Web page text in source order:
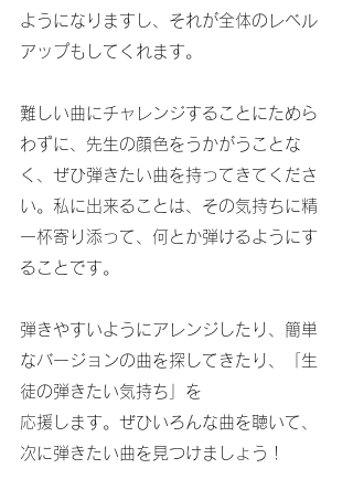
ようになりますし、それが全体のレベル
アップもしてくれます。
難しい曲にチャレンジすることにためら
わずに、先生の顔色をうかがうことな
く、ぜひ弾きたい曲を持ってきてくださ
い。私に出来ることは、その気持ちに精
一杯寄り添って、何とか弾けるようにす
ることです。
弾きやすいようにアレンジしたり、簡単
なバージョンの曲を探してきたり、「生
徒の弾きたい気持ち」を
応援します。ぜひいろんな曲を聴いて、
次に弾きたい曲を見つけましょう！